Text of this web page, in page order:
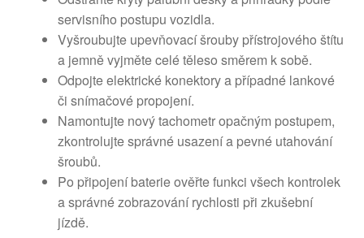
servisního postupu vozidla.
Vyšroubujte upevňovací šrouby přístrojového štítu
a jemně vyjměte celé těleso směrem k sobě.
Odpojte elektrické konektory a případné lankové
či snímačové propojení.
Namontujte nový tachometr opačným postupem,
zkontrolujte správné usazení a pevné utahování
šroubů.
Po připojení baterie ověřte funkci všech kontrolek
a správné zobrazování rychlosti při zkušební
jízdě.